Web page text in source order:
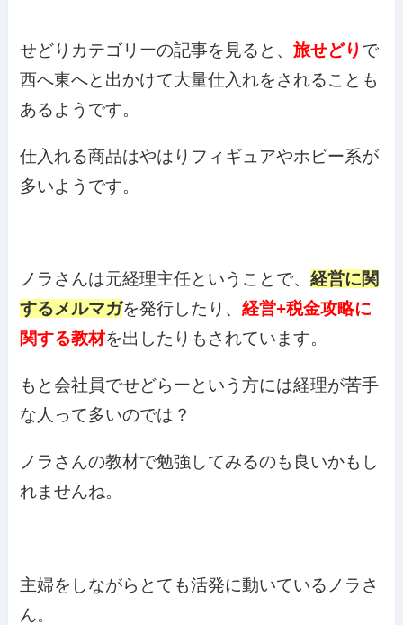
せどりカテゴリーの記事を見ると、旅せどり で
西へ東へと出かけて大量仕入れをされることも
あるようです。
仕入れる商品はやはりフィギュアやホビー系が
多いようです。
ノラさんは元経理主任ということで、経営に関
するメルマガを発行したり、経営+税金攻略に
関する教材を出したりもされています。
もと会社員でせどらーという方には経理が苦手
な人って多いのでは？
ノラさんの教材で勉強してみるのも良いかもし
れませんね。
主婦をしながらとても活発に動いているノラさ
ん。